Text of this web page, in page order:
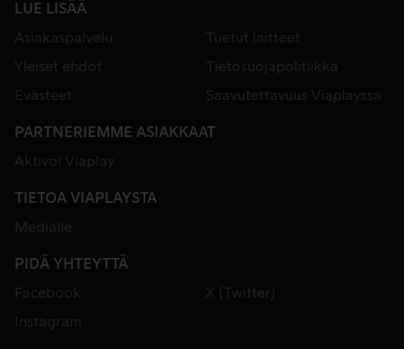
LUE LISÄÄ
Asiakaspalvelu
Tuetut laitteet
Yleiset ehdot
Tietosuojapolitiikka
Evästeet
Saavutettavuus Viaplayssa
PARTNERIEMME ASIAKKAAT
Aktivoi Viaplay
TIETOA VIAPLAYSTA
Medialle
PIDÄ YHTEYTTÄ
Facebook
X (Twitter)
Instagram